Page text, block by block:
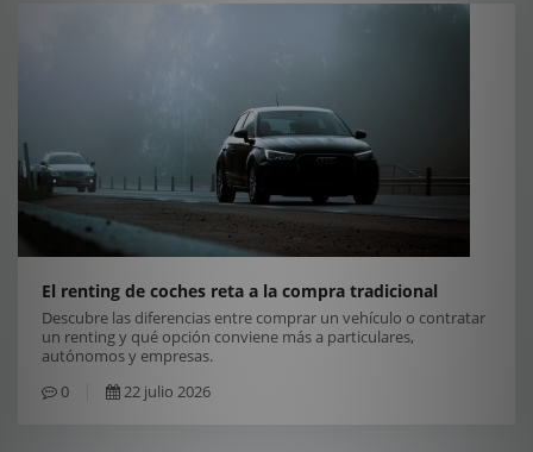
El renting de coches reta a la compra tradicional
Descubre las diferencias entre comprar un vehículo o contratar
un renting y qué opción conviene más a particulares,
autónomos y empresas.
0
22 julio 2026